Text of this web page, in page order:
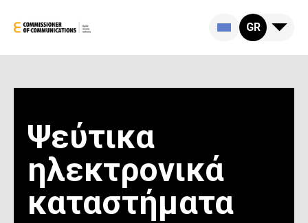
GR
Ψεύτικα
ηλεκτρονικά
καταστήματα